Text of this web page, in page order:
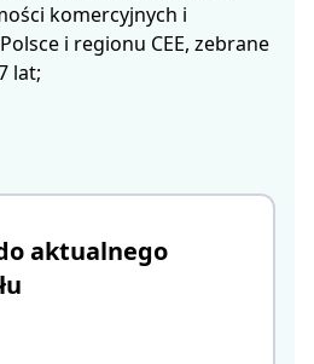
aktualnego
komercyjnych i
i regionu CEE, zebrane
lat;